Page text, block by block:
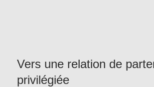
Vers une relation de
privilégiée